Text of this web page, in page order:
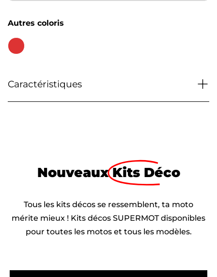
Autres coloris
Caractéristiques +
Nouveaux Kits Déco
Tous les kits décos se ressemblent, ta moto
mérite mieux ! Kits décos SUPERMOT disponibles
pour toutes les motos et tous les modèles.